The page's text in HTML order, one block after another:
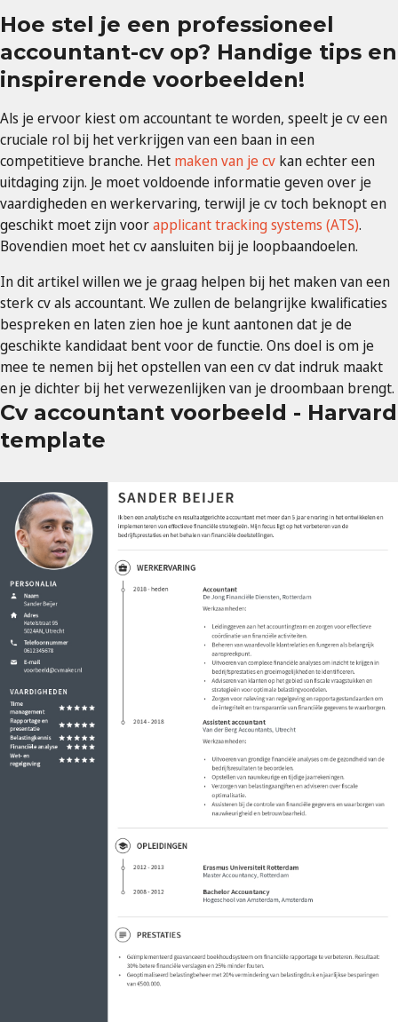
Hoe stel je een professioneel
accountant-cv op? Handige tips en
inspirerende voorbeelden!
Als je ervoor kiest om accountant te worden, speelt je cv een
cruciale rol bij het verkrijgen van een baan in een
competitieve branche. Het maken van je cv kan echter een
uitdaging zijn. Je moet voldoende informatie geven over je
vaardigheden en werkervaring, terwijl je cv toch beknopt en
geschikt moet zijn voorapplicant tracking systems (ATS).
Bovendien moet het cv aansluiten bij je loopbaandoelen.
In dit artikel willen we je graag helpen bij het maken van een
sterk cv als accountant. We zullen de belangrijke kwalificaties
bespreken en laten zien hoe je kunt aantonen dat je de
geschikte kandidaat bent voor de functie. Ons doel is om je
mee te nemen bij het opstellen van een cv dat indruk maakt
en je dichter bij het verwezenlijken van je droombaan brengt.
Cv accountant voorbeeld - Harvard
template